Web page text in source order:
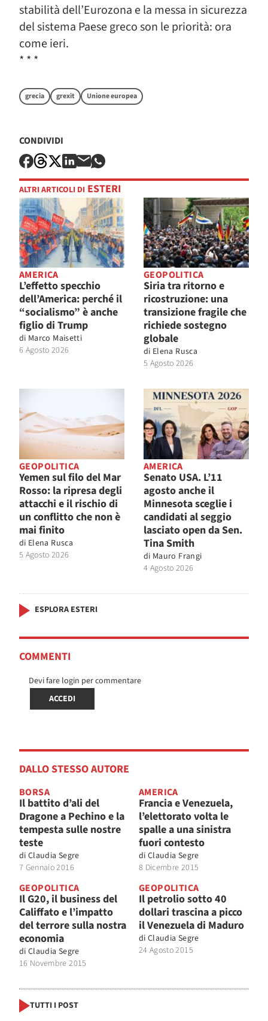
stabilità dell’Eurozona e la messa in sicurezza
del sistema Paese greco son le priorità: ora
come ieri.
* * *
grecia grexit Unione europea
CONDIVIDI
ALTRI ARTICOLI DI ESTERI
AMERICA
L’effetto specchio
dell’America: perché il
“socialismo” è anche
figlio di Trump
di Marco Maisetti
6 Agosto 2026
GEOPOLITICA
Siria tra ritorno e
ricostruzione: una
transizione fragile che
richiede sostegno
globale
di Elena Rusca
5 Agosto 2026
GEOPOLITICA
Yemen sul filo del Mar
Rosso: la ripresa degli
attacchi e il rischio di
un conflitto che non è
mai finito
di Elena Rusca
5 Agosto 2026
AMERICA
Senato USA. L’11
agosto anche il
Minnesota sceglie i
candidati al seggio
lasciato open da Sen.
Tina Smith
di Mauro Frangi
4 Agosto 2026
ESPLORA ESTERI
COMMENTI
Devi fare login per commentare
ACCEDI
DALLO STESSO AUTORE
BORSA
Il battito d’ali del
Dragone a Pechino e la
tempesta sulle nostre
teste
di Claudia Segre
7 Gennaio 2016
AMERICA
Francia e Venezuela,
l’elettorato volta le
spalle a una sinistra
fuori contesto
di Claudia Segre
8 Dicembre 2015
GEOPOLITICA
Il G20, il business del
Califfato e l’impatto
del terrore sulla nostra
economia
di Claudia Segre
16 Novembre 2015
GEOPOLITICA
Il petrolio sotto 40
dollari trascina a picco
il Venezuela di Maduro
di Claudia Segre
24 Agosto 2015
TUTTI I POST